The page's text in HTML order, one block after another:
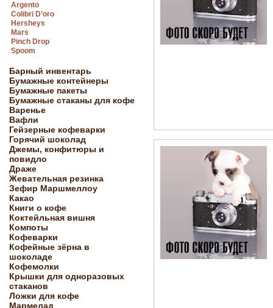
Argento
Colibri D’oro
Hersheys
Mars
Pinch Drop
Spoom
Барный инвентарь
Бумажные контейнеры
Бумажные пакеты
Бумажные стаканы для кофе
Варенье
Вафли
Гейзерные кофеварки
Горячий шоколад
Джемы, конфитюры и
повидло
Драже
Жевательная резинка
Зефир Маршмеллоу
Какао
Книги о кофе
Коктейльная вишня
Компоты
Кофеварки
Кофейные зёрна в
шоколаде
Кофемолки
Крышки для одноразовых
стаканов
Ложки для кофе
Мармелад